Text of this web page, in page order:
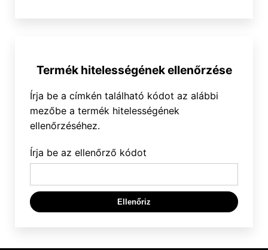
Termék hitelességének ellenőrzése
Írja be a címkén található kódot az alábbi
mezőbe a termék hitelességének
ellenőrzéséhez.
Írja be az ellenőrző kódot
Ellenőriz